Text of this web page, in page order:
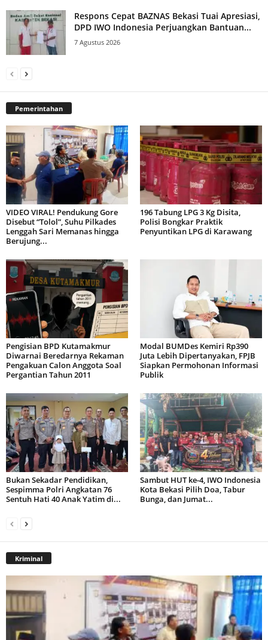
Respons Cepat BAZNAS Bekasi Tuai Apresiasi,
DPD IWO Indonesia Perjuangkan Bantuan...
7 Agustus 2026
Pemerintahan
VIDEO VIRAL! Pendukung Gore
Disebut “Tolol”, Suhu Pilkades
Lenggah Sari Memanas hingga
Berujung...
196 Tabung LPG 3 Kg Disita,
Polisi Bongkar Praktik
Penyuntikan LPG di Karawang
Pengisian BPD Kutamakmur
Diwarnai Beredarnya Rekaman
Pengakuan Calon Anggota Soal
Pergantian Tahun 2011
Modal BUMDes Kemiri Rp390
Juta Lebih Dipertanyakan, FPJB
Siapkan Permohonan Informasi
Publik
Bukan Sekadar Pendidikan,
Sespimma Polri Angkatan 76
Sentuh Hati 40 Anak Yatim di...
Sambut HUT ke-4, IWO Indonesia
Kota Bekasi Pilih Doa, Tabur
Bunga, dan Jumat...
Kriminal